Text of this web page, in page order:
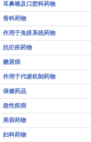
耳鼻喉及口腔科药物
骨科药物
作用于免疫系统药物
抗疟疾药物
糖尿病
作用于代谢机制药物
保健药品
急性疾病
美容药物
妇科药物